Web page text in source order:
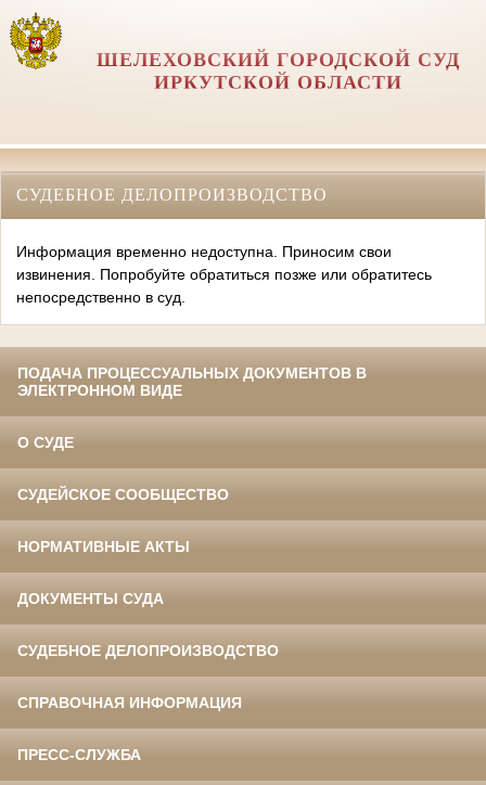
ШЕЛЕХОВСКИЙ ГОРОДСКОЙ СУД
ИРКУТСКОЙ ОБЛАСТИ
СУДЕБНОЕ ДЕЛОПРОИЗВОДСТВО
Информация временно недоступна. Приносим свои
извинения. Попробуйте обратиться позже или обратитесь
непосредственно в суд.
ПОДАЧА ПРОЦЕССУАЛЬНЫХ ДОКУМЕНТОВ В
ЭЛЕКТРОННОМ ВИДЕ
О СУДЕ
СУДЕЙСКОЕ СООБЩЕСТВО
НОРМАТИВНЫЕ АКТЫ
ДОКУМЕНТЫ СУДА
СУДЕБНОЕ ДЕЛОПРОИЗВОДСТВО
СПРАВОЧНАЯ ИНФОРМАЦИЯ
ПРЕСС-СЛУЖБА